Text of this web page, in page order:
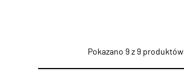
Pokazano 9 z 9 produktów